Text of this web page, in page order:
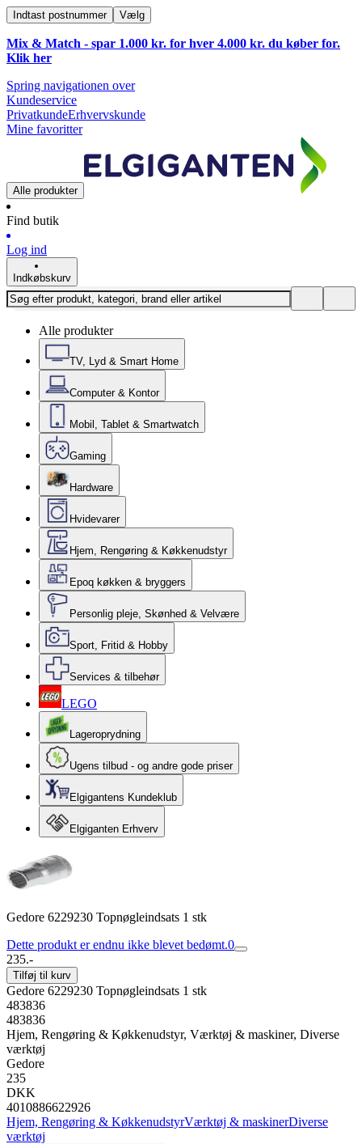
Indtast postnummer Vælg
Mix & Match - spar 1.000 kr. for hver 4.000 kr. du køber for.
Klik her
Spring navigationen over
Kundeservice
PrivatkundeErhvervskunde
Mine favoritter
Alle produkter
Find butik
Log ind
Indkøbskurv
Alle produkter
TV, Lyd & Smart Home
Computer & Kontor
Mobil, Tablet & Smartwatch
Gaming
Hardware
Hvidevarer
Hjem, Rengøring & Køkkenudstyr
Epoq køkken & bryggers
Personlig pleje, Skønhed & Velvære
Sport, Fritid & Hobby
Services & tilbehør
LEGO
Lageroprydning
Ugens tilbud - og andre gode priser
Elgigantens Kundeklub
Elgiganten Erhverv
Gedore 6229230 Topnøgleindsats 1 stk
Dette produkt er endnu ikke blevet bedømt.0
235.-
Tilføj til kurv
Gedore 6229230 Topnøgleindsats 1 stk
483836
483836
Hjem, Rengøring & Køkkenudstyr, Værktøj & maskiner, Diverse
værktøj
Gedore
235
DKK
4010886622926
Hjem, Rengøring & KøkkenudstyrVærktøj & maskinerDiverse
værktøj